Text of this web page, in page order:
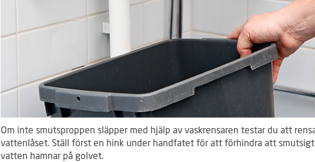
Om inte smutsproppen släpper med hjälp av vaskrensaren testar du att
vattenlåset. Ställ först en hink under handfatet för att förhindra att smutsigt
vatten hamnar på golvet.